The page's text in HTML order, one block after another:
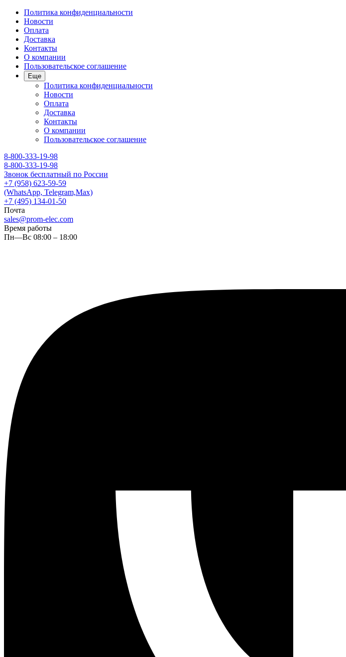
Политика конфиденциальности
Новости
Оплата
Доставка
Контакты
О компании
Пользовательское соглашение
Еще
Политика конфиденциальности
Новости
Оплата
Доставка
Контакты
О компании
Пользовательское соглашение
8-800-333-19-98
8-800-333-19-98
Звонок бесплатный по России
+7 (958) 623-59-59
(WhatsApp, Telegram,Max)
+7 (495) 134-01-50
Почта
sales@prom-elec.com
Время работы
Пн—Вс 08:00 – 18:00